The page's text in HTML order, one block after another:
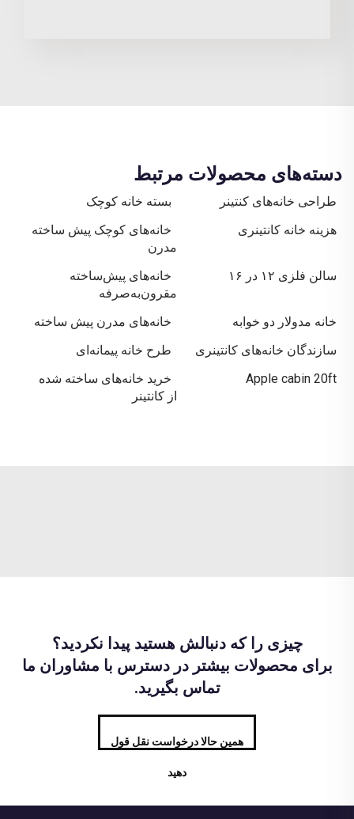
دسته‌های محصولات مرتبط
طراحی خانه‌های کنتینر
بسته خانه کوچک
هزینه خانه کانتینری
خانه‌های کوچک پیش ساخته
مدرن
سالن فلزی ۱۲ در ۱۶
خانه‌های پیش‌ساخته
مقرون‌به‌صرفه
خانه مدولار دو خوابه
خانه‌های مدرن پیش ساخته
سازندگان خانه‌های کانتینری
طرح خانه پیمانه‌ای
Apple cabin 20ft
خرید خانه‌های ساخته شده
از کانتینر
چیزی را که دنبالش هستید پیدا نکردید؟
برای محصولات بیشتر در دسترس با مشاوران ما
تماس بگیرید.
همین حالا درخواست نقل قول
دهید